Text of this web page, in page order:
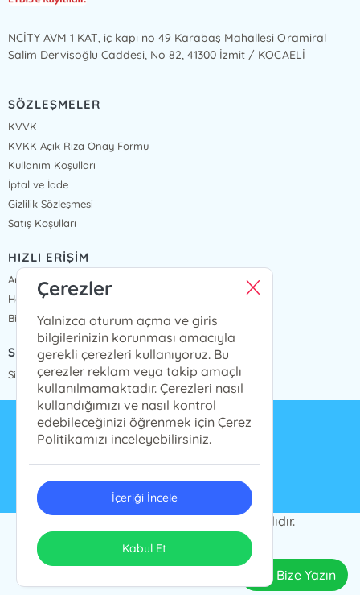
NCİTY AVM 1 KAT, iç kapı no 49 Karabaş Mahallesi Oramiral
Salim Dervişoğlu Caddesi, No 82, 41300 İzmit / KOCAELİ
SÖZLEŞMELER
KVVK
KVKK Açık Rıza Onay Formu
Kullanım Koşulları
İptal ve İade
Gizlilik Sözleşmesi
Satış Koşulları
HIZLI ERİŞİM
Anasayfa
Hakkımızda
Bize Ulaşın
SİPARİŞ TAKİP
Sipariş Takip
info@presstij.com.tr
0262 606 06 59
PRESSTİJ © 2024 Tüm Hakları Saklıdır.
Tasarım & Uygulama
Bize Yazın
Çerezler
Yalnizca oturum açma ve giris
bilgilerinizin korunması amacıyla
gerekli çerezleri kullanıyoruz. Bu
çerezler reklam veya takip amaçlı
kullanılmamaktadır. Çerezleri nasıl
kullandığımızı ve nasıl kontrol
edebileceğinizi öğrenmek için Çerez
Politikamızı inceleyebilirsiniz.
İçeriği İncele
Kabul Et